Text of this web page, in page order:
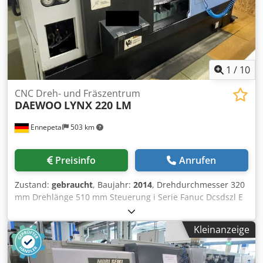
1 / 10
Ennepetal 503 km
CNC Dreh- und Fräszentrum
DAEWOO LYNX 220 LM
Preisinfo Anrufen
Zustand: gebraucht, Baujahr: 2014, Drehdurchmesser 320
mm Drehlänge 510 mm Steuerung i Serie Fanuc Dcsdszl E
Riopfx Apvok Umlaufdurchmesser über Bettschlitten 250
mm Spindeldrehzahlen - stufenlos 6000 U/min
Spindelbohrung 65 mm Antriebsleistung 15 kW
Gesamtleistungsbedarf 20 kW Maschinengewicht ca. 3.5 t
Raumbedarf ca. 2,59 x 1,6 x 1,7 m Maschine ist mit
Kleinanzeige